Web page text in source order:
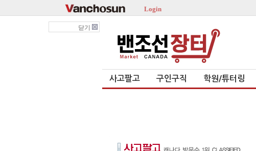
Login
닫기
사고팔고 구인구직 학원/튜터링